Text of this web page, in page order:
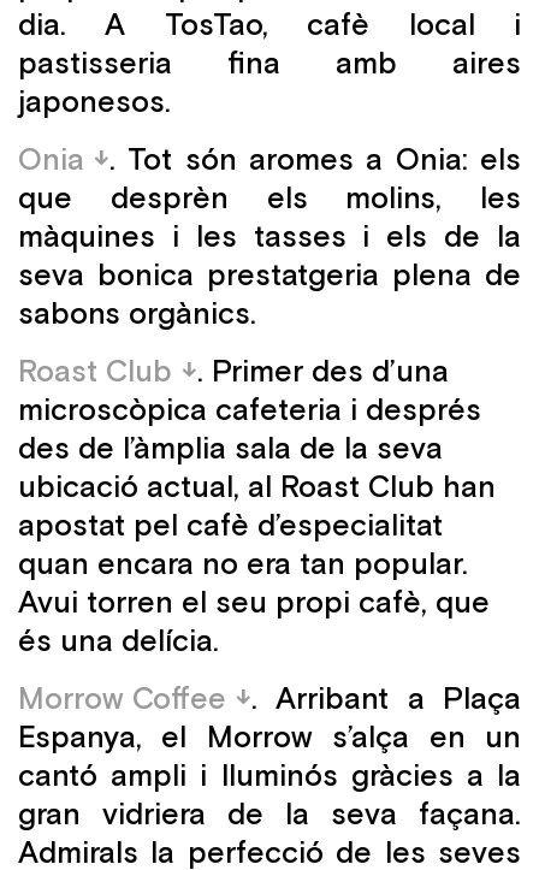
dia. A TosTao, cafè local i
pastisseria fina amb aires
japonesos.
Onia
. Tot són aromes a Onia: els
que desprèn els molins, les
màquines i les tasses i els de la
seva bonica prestatgeria plena de
sabons orgànics.
Roast Club
. Primer des d’una
microscòpica cafeteria i després
des de l’àmplia sala de la seva
ubicació actual, al Roast Club han
apostat pel cafè d’especialitat
quan encara no era tan popular.
Avui torren el seu propi cafè, que
és una delícia.
Morrow Coffee
. Arribant a Plaça
Espanya, el Morrow s’alça en un
cantó ampli i lluminós gràcies a la
gran vidriera de la seva façana.
Admirals la perfecció de les seves